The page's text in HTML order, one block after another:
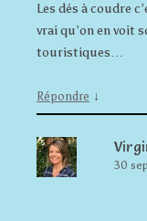
Les dés à coudre
vrai qu’on en voit
touristiques…
Répondre ↓
30